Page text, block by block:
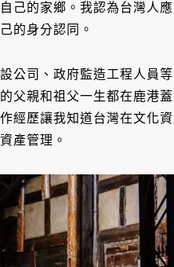
己的家鄉。我認為台灣人
的身分認同。
公司、政府監造工程人員
父親和祖父一生都在鹿港
經歷讓我知道台灣在文化
產管理。